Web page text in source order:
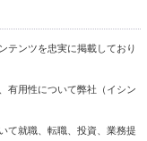
テンツを忠実に掲載しており
有用性について弊社（イシン
て就職、転職、投資、業務提